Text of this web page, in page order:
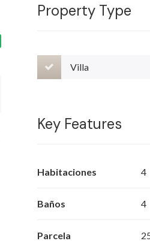
Property Type
Villa
Key Features
Habitaciones 4
Baños 4
Parcela